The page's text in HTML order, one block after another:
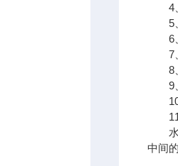
4、
5、
6、
7、
8、
9、
10
11
水质
中间